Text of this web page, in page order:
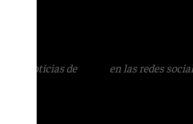
Más noticias de en las redes